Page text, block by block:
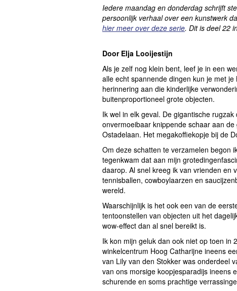
Iedere maandag en donderdag schrijft
persoonlijk verhaal over een kunstwerk
hier meer over deze serie. Dit is deel 22
Door Elja Looijestijn
Als je zelf nog klein bent, leef je in een
alle echt spannende dingen kun je met
herinnering aan die kinderlijke
buitenproportioneel grote objecten.
Ik wel in elk geval. De gigantische
onvermoeibaar knippende schaar aan
Ostadelaan. Het megakoffiekopje bij de
Om deze schatten te verzamelen begon
tegenkwam dat aan mijn
daarop. Al snel kreeg ik van vrienden en
tennisballen, cowboylaarzen en
wereld.
Waarschijnlijk is het ook een van de
tentoonstellen van objecten uit het
wow-effect dan al snel bereikt is.
Ik kon mijn geluk dan ook niet op toen in
winkelcentrum Hoog Catharijne ineens
van Lily van den Stokker was onderdeel
van ons morsige koopjesparadijs ineens
schurende en soms prachtige